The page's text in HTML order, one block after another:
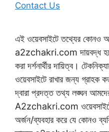
Contact Us
এই ওয়েবসাইটে তথ্যের কোনও
a2zchakri.com দায়বদ্ধ
করা দর্শনার্থীর দায়িত্ব।
ওয়েবসাইটে রাখার জন্য গ্রাহক
দ্বারা প্রদত্ত তথ্য লঙ্ঘন
A2zchakri.com
অর্জন/ব্যবহার করে যে কোনও